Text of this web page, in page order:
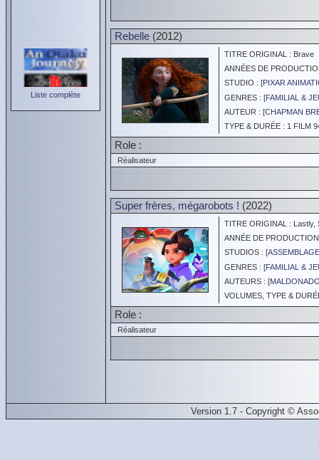
Liste complète
Rebelle (2012)
TITRE ORIGINAL : Brave
ANNÉES DE
STUDIO : [PIXAR
GENRES : [FAMILIAL &
AUTEUR : [CHAPMAN
TYPE & DURÉE : 1 FILM
Role :
Réalisateur
Super frères, mégarobots ! (2022)
TITRE ORIGINAL : Lastly,
ANNÉE DE
STUDIOS : [
GENRES : [FAMILIAL &
AUTEURS : [
VOLUMES, TYPE &
Role :
Réalisateur
Version 1.7 - Copyright ©